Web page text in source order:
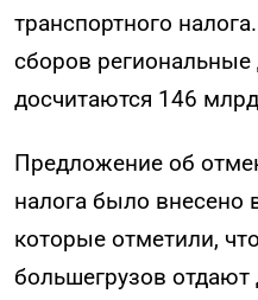
транспортного
сборов
досчитаются 146
Предложение об
налога было внесено
которые отметили,
большегрузов отдают